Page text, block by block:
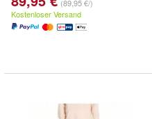
(89,95 €/)
Kostenloser Versand